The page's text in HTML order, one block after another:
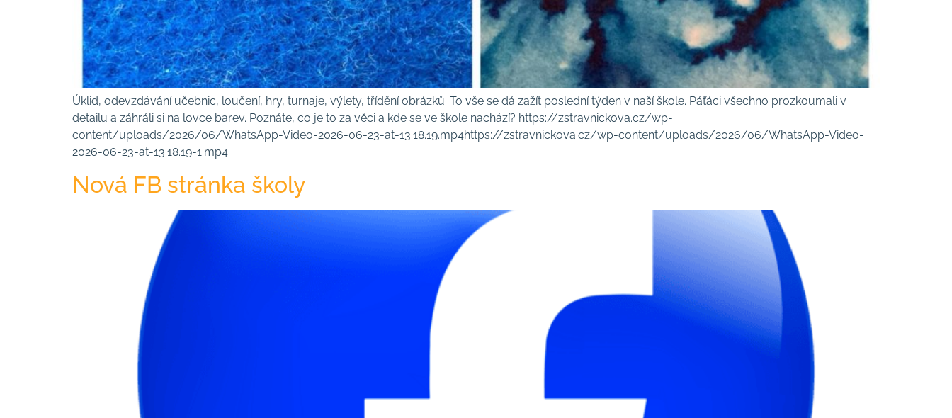
Úklid, odevzdávání učebnic, loučení, hry, turnaje, výlety, třídění obrázků. To vše se dá zažít poslední týden v naší škole. Páťáci všechno prozkoumali v
detailu a záhráli si na lovce barev. Poznáte, co je to za věci a kde se ve škole nachází? https://zstravnickova.cz/wp-
content/uploads/2026/06/WhatsApp-Video-2026-06-23-at-13.18.19.mp4https://zstravnickova.cz/wp-content/uploads/2026/06/WhatsApp-Video-
2026-06-23-at-13.18.19-1.mp4
Nová FB stránka školy